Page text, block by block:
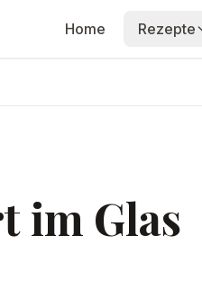
Home Rezepte
im Glas